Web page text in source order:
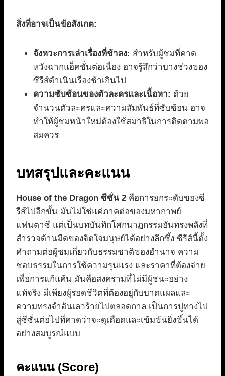
สิ่งที่อาจเป็นข้อสังเกต:
จังหวะการเล่าเรื่องที่ช้าลง: สำหรับผู้ชมที่คาด
หวังฉากแอ็คชั่นต่อเนื่อง อาจรู้สึกว่าบางช่วงของ
ซีรีส์ดำเนินเรื่องช้าเกินไป
ความซับซ้อนของตัวละครและเนื้อหา: ด้วย
จำนวนตัวละครและความสัมพันธ์ที่ซับซ้อน อาจ
ทำให้ผู้ชมหน้าใหม่ต้องใช้สมาธิในการติดตามพอ
สมควร
บทสรุปและคะแนน
House of the Dragon ซีซั่น 2 คือการยกระดับของซี
รีส์ไปอีกขั้น มันไม่ใช่แค่ภาคต่อของมหากาพย์
แฟนตาซี แต่เป็นบทบันทึกโศกนาฏกรรมอันทรงพลังที่
สำรวจด้านมืดของจิตใจมนุษย์ได้อย่างลึกซึ้ง ซีรีส์นี้ตั้ง
คำถามต่อผู้ชมเกี่ยวกับธรรมชาติของอำนาจ ความ
ชอบธรรมในการใช้ความรุนแรง และราคาที่ต้องจ่าย
เพื่อการแก้แค้น มันคือสงครามที่ไม่มีผู้ชนะอย่าง
แท้จริง มีเพียงผู้รอดชีวิตที่ต้องอยู่กับบาดแผลและ
ความทรงจำอันเลวร้ายไปตลอดกาล เป็นการปูทางไป
สู่ซีซั่นต่อไปที่คาดว่าจะดุเดือดและเข้มข้นยิ่งขึ้นได้
อย่างสมบูรณ์แบบ
คะแนน (Score)